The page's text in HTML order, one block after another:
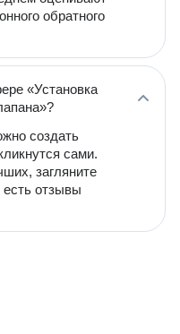
обратного
«Установка
создать
сами.
загляните
отзывы